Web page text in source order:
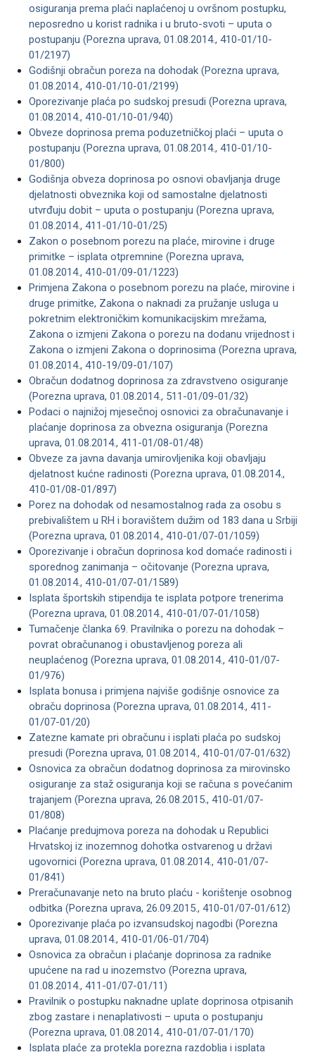
osiguranja prema plaći naplaćenoj u ovršnom postupku,
neposredno u korist radnika i u bruto-svoti – uputa o
postupanju (Porezna uprava, 01.08.2014., 410-01/10-
01/2197)
Godišnji obračun poreza na dohodak (Porezna uprava,
01.08.2014., 410-01/10-01/2199)
Oporezivanje plaća po sudskoj presudi (Porezna uprava,
01.08.2014., 410-01/10-01/940)
Obveze doprinosa prema poduzetničkoj plaći – uputa o
postupanju (Porezna uprava, 01.08.2014., 410-01/10-
01/800)
Godišnja obveza doprinosa po osnovi obavljanja druge
djelatnosti obveznika koji od samostalne djelatnosti
utvrđuju dobit – uputa o postupanju (Porezna uprava,
01.08.2014., 411-01/10-01/25)
Zakon o posebnom porezu na plaće, mirovine i druge
primitke – isplata otpremnine (Porezna uprava,
01.08.2014., 410-01/09-01/1223)
Primjena Zakona o posebnom porezu na plaće, mirovine i
druge primitke, Zakona o naknadi za pružanje usluga u
pokretnim elektroničkim komunikacijskim mrežama,
Zakona o izmjeni Zakona o porezu na dodanu vrijednost i
Zakona o izmjeni Zakona o doprinosima (Porezna uprava,
01.08.2014., 410-19/09-01/107)
Obračun dodatnog doprinosa za zdravstveno osiguranje
(Porezna uprava, 01.08.2014., 511-01/09-01/32)
Podaci o najnižoj mjesečnoj osnovici za obračunavanje i
plaćanje doprinosa za obvezna osiguranja (Porezna
uprava, 01.08.2014., 411-01/08-01/48)
Obveze za javna davanja umirovljenika koji obavljaju
djelatnost kućne radinosti (Porezna uprava, 01.08.2014.,
410-01/08-01/897)
Porez na dohodak od nesamostalnog rada za osobu s
prebivalištem u RH i boravištem dužim od 183 dana u Srbiji
(Porezna uprava, 01.08.2014., 410-01/07-01/1059)
Oporezivanje i obračun doprinosa kod domaće radinosti i
sporednog zanimanja – očitovanje (Porezna uprava,
01.08.2014., 410-01/07-01/1589)
Isplata športskih stipendija te isplata potpore trenerima
(Porezna uprava, 01.08.2014., 410-01/07-01/1058)
Tumačenje članka 69. Pravilnika o porezu na dohodak –
povrat obračunanog i obustavljenog poreza ali
neuplaćenog (Porezna uprava, 01.08.2014., 410-01/07-
01/976)
Isplata bonusa i primjena najviše godišnje osnovice za
obraču doprinosa (Porezna uprava, 01.08.2014., 411-
01/07-01/20)
Zatezne kamate pri obračunu i isplati plaća po sudskoj
presudi (Porezna uprava, 01.08.2014., 410-01/07-01/632)
Osnovica za obračun dodatnog doprinosa za mirovinsko
osiguranje za staž osiguranja koji se računa s povećanim
trajanjem (Porezna uprava, 26.08.2015., 410-01/07-
01/808)
Plaćanje predujmova poreza na dohodak u Republici
Hrvatskoj iz inozemnog dohotka ostvarenog u državi
ugovornici (Porezna uprava, 01.08.2014., 410-01/07-
01/841)
Preračunavanje neto na bruto plaću - korištenje osobnog
odbitka (Porezna uprava, 26.09.2015., 410-01/07-01/612)
Oporezivanje plaća po izvansudskoj nagodbi (Porezna
uprava, 01.08.2014., 410-01/06-01/704)
Osnovica za obračun i plaćanje doprinosa za radnike
upućene na rad u inozemstvo (Porezna uprava,
01.08.2014., 411-01/07-01/11)
Pravilnik o postupku naknadne uplate doprinosa otpisanih
zbog zastare i nenaplativosti – uputa o postupanju
(Porezna uprava, 01.08.2014., 410-01/07-01/170)
Isplata plaće za protekla porezna razdoblja i isplata